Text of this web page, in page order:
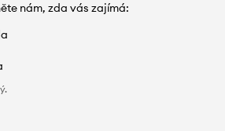
nám, zda vás zajímá: